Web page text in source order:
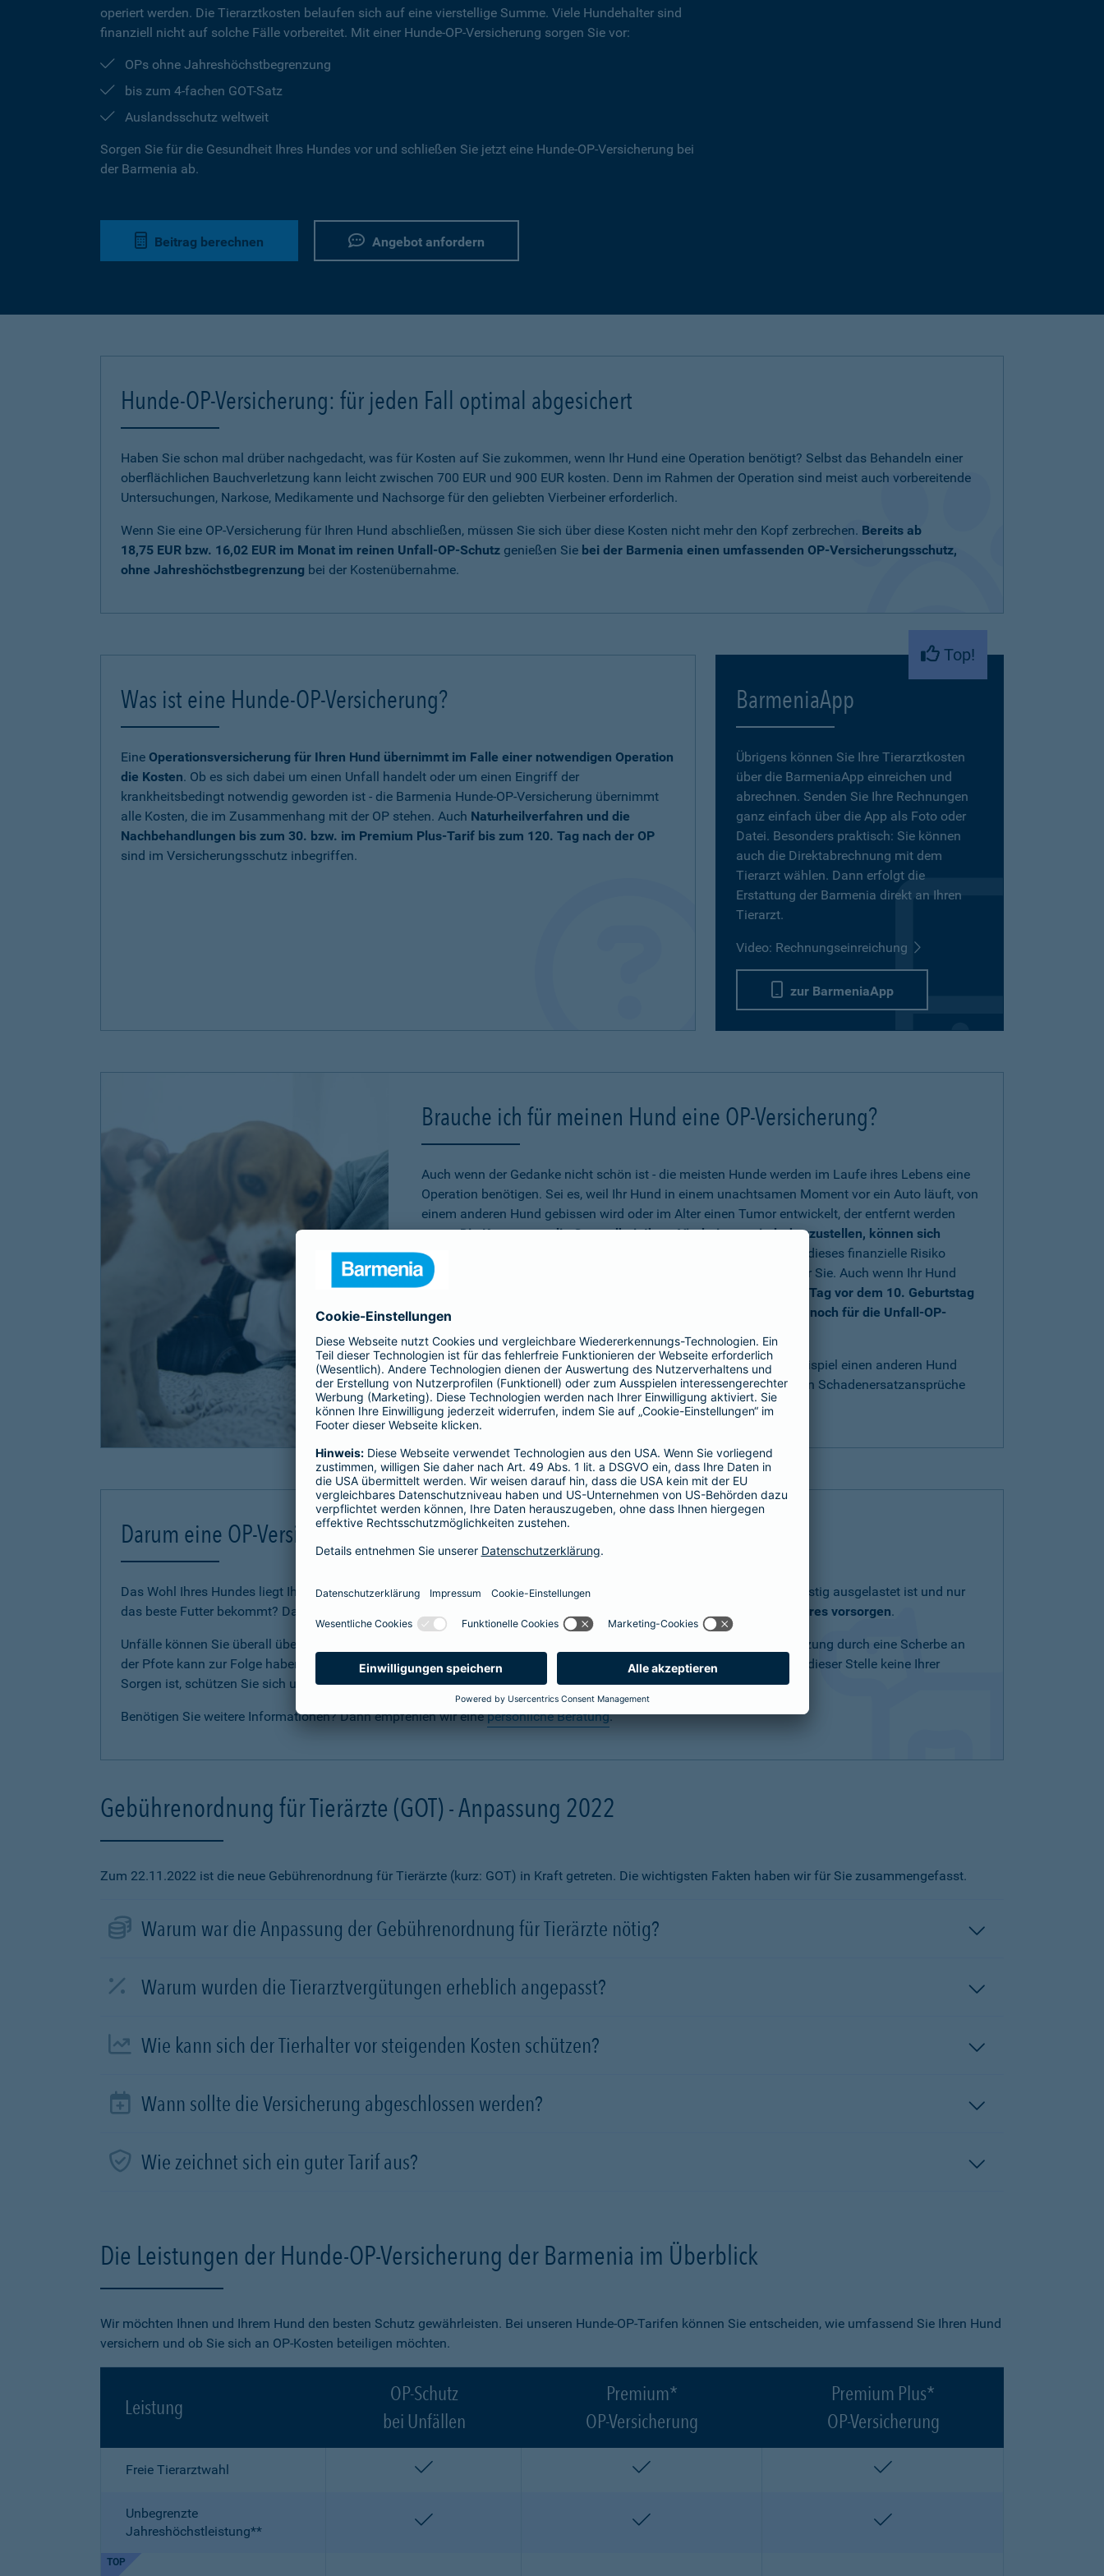
operiert werden. Die Tierarztkosten belaufen sich auf eine vierstellige Summe. Viele Hundehalter sind
finanziell nicht auf solche Fälle vorbereitet. Mit einer Hunde-OP-Versicherung sorgen Sie vor:
OPs ohne Jahreshöchstbegrenzung
bis zum 4-fachen GOT-Satz
Auslandsschutz weltweit
Sorgen Sie für die Gesundheit Ihres Hundes vor und schließen Sie jetzt eine Hunde-OP-Versicherung bei
der Barmenia ab.
Beitrag berechnen Angebot anfordern
Hunde-OP-Versicherung: für jeden Fall optimal abgesichert
Haben Sie schon mal drüber nachgedacht, was für Kosten auf Sie zukommen, wenn Ihr Hund eine Operation benötigt? Selbst das Behandeln einer
oberflächlichen Bauchverletzung kann leicht zwischen 700 EUR und 900 EUR kosten. Denn im Rahmen der Operation sind meist auch vorbereitende
Untersuchungen, Narkose, Medikamente und Nachsorge für den geliebten Vierbeiner erforderlich.
Wenn Sie eine OP-Versicherung für Ihren Hund abschließen, müssen Sie sich über diese Kosten nicht mehr den Kopf zerbrechen. Bereits ab
18,75 EUR bzw. 16,02 EUR im Monat im reinen Unfall-OP-Schutz genießen Sie bei der Barmenia einen umfassenden OP-Versicherungsschutz,
ohne Jahreshöchstbegrenzung bei der Kostenübernahme.
Was ist eine Hunde-OP-Versicherung?
Eine Operationsversicherung für Ihren Hund übernimmt im Falle einer notwendigen Operation
die Kosten. Ob es sich dabei um einen Unfall handelt oder um einen Eingriff der
krankheitsbedingt notwendig geworden ist - die Barmenia Hunde-OP-Versicherung übernimmt
alle Kosten, die im Zusammenhang mit der OP stehen. Auch Naturheilverfahren und die
Nachbehandlungen bis zum 30. bzw. im Premium Plus-Tarif bis zum 120. Tag nach der OP
sind im Versicherungsschutz inbegriffen.
Top!
BarmeniaApp
Übrigens können Sie Ihre Tierarztkosten
über die BarmeniaApp einreichen und
abrechnen. Senden Sie Ihre Rechnungen
ganz einfach über die App als Foto oder
Datei. Besonders praktisch: Sie können
auch die Direktabrechnung mit dem
Tierarzt wählen. Dann erfolgt die
Erstattung der Barmenia direkt an Ihren
Tierarzt.
Video: Rechnungseinreichung
zur BarmeniaApp
Brauche ich für meinen Hund eine OP-Versicherung?
Auch wenn der Gedanke nicht schön ist - die meisten Hunde werden im Laufe ihres Lebens eine
Operation benötigen. Sei es, weil Ihr Hund in einem unachtsamen Moment vor ein Auto läuft, von
einem anderen Hund gebissen wird oder im Alter einen Tumor entwickelt, der entfernt werden
muss.Die Kosten, um die Gesundheit Ihres Vierbeiners wiederherzustellen, können sich
schnell auf mehrere tausend Euro belaufen
. Wenn Sie sich gegen dieses finanzielle Risiko
absichern möchten, ist die Operationsversicherung genau richtig für Sie. Auch wenn Ihr Hund
schon älter ist,
bei der Barmenia können Sie Ihren Hund bis einen Tag vor dem 10. Geburtstag
versichern. Über den 10. Geburtstag hinaus können Sie sich aber noch für die Unfall-OP-
Übrigens:Wenn Ihr Hund selbst einen Schaden verursacht, zum Beispiel einen anderen Hund
beißt, sind Sie mit derHundehaftpflichtder Barmenia bestens gegen Schadenersatzansprüche
Dritter geschützt.
Darum eine OP-Versicherung für Hunde abschließen
Das Wohl Ihres Hundes liegt Ihnen am Herzen? Uns auch. Sie sorgen täglich dafür, dass Ihre Fellnase körperlich und geistig ausgelastet ist und nur
das beste Futter bekommt? Dann sollten Sie für den Ernstfall mit einer
für die Gesundheit Ihres Tieres vorsorgen.
Unfälle können Sie überall überraschen. Egal ob zuhause oder unterwegs. Schon eine scheinbar harmlose Schnittverletzung durch eine Scherbe an
der Pfote kann zur Folge haben, dass Ihr Liebling unter Narkose operiert werden muss. Damit Ihre finanziellen Mittel an dieser Stelle keine Ihrer
Sorgen ist, schützen Sie sich und Ihren Hund mit einer Hunde-OP-Versicherung.
Benötigen Sie weitere Informationen? Dann empfehlen wir einepersönliche Beratung.
Gebührenordnung für Tierärzte (GOT) - Anpassung 2022
Zum 22.11.2022 ist die neue Gebührenordnung für Tierärzte (kurz: GOT) in Kraft getreten. Die wichtigsten Fakten haben wir für Sie zusammengefasst.
Warum war die Anpassung der Gebührenordnung für Tierärzte nötig?
Warum wurden die Tierarztvergütungen erheblich angepasst?
Wie kann sich der Tierhalter vor steigenden Kosten schützen?
Wann sollte die Versicherung abgeschlossen werden?
Wie zeichnet sich ein guter Tarif aus?
Die Leistungen der Hunde-OP-Versicherung der Barmenia im Überblick
Wir möchten Ihnen und Ihrem Hund den besten Schutz gewährleisten. Bei unseren Hunde-OP-Tarifen können Sie entscheiden, wie umfassend Sie Ihren Hund
versichern und ob Sie sich an OP-Kosten beteiligen möchten.
Leistung
OP-Schutz
bei Unfällen
Premium*
OP-Versicherung
Premium Plus*
OP-Versicherung
Freie Tierarztwahl enthalten enthalten
Unbegrenzte
Jahreshöchstleistung**
enthalten enthalten
TOP